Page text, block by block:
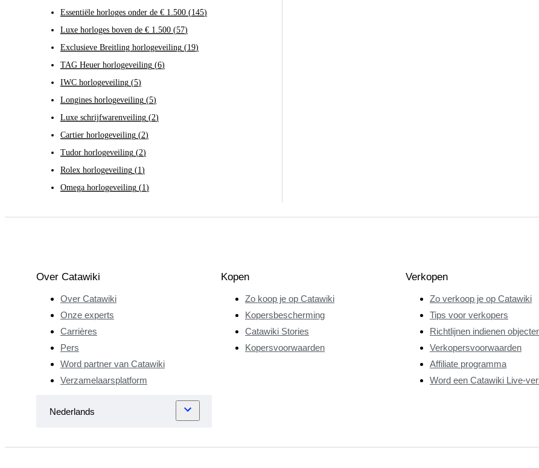
Essentiële horloges onder de € 1.500 (145)
Luxe horloges boven de € 1.500 (57)
Exclusieve Breitling horlogeveiling (19)
TAG Heuer horlogeveiling (6)
IWC horlogeveiling (5)
Longines horlogeveiling (5)
Luxe schrijfwarenveiling (2)
Cartier horlogeveiling (2)
Tudor horlogeveiling (2)
Rolex horlogeveiling (1)
Omega horlogeveiling (1)
Over Catawiki
Over Catawiki
Onze experts
Carrières
Pers
Word partner van Catawiki
Verzamelaarsplatform
Kopen
Zo koop je op Catawiki
Kopersbescherming
Catawiki Stories
Kopersvoorwaarden
Verkopen
Zo verkoop je op Catawiki
Tips voor verkopers
Richtlijnen indienen
Verkopersvoorwaarden
Affiliate programma
Word een Catawiki Live-